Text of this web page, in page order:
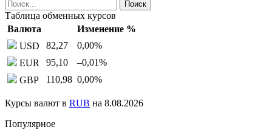
Таблица обменных курсов
Валюта
Изменение %
USD
82,27 0,00%
EUR
95,10 –0,01%
GBP
110,98 0,00%
Курсы валют в RUB на 8.08.2026
Популярное